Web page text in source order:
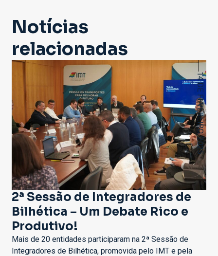
Notícias
relacionadas
2ª Sessão de Integradores de
Bilhética – Um Debate Rico e
Produtivo!
Mais de 20 entidades participaram na 2ª Sessão de
Integradores de Bilhética, promovida pelo IMT e pela
14 DE FEVEREIRO, 2025